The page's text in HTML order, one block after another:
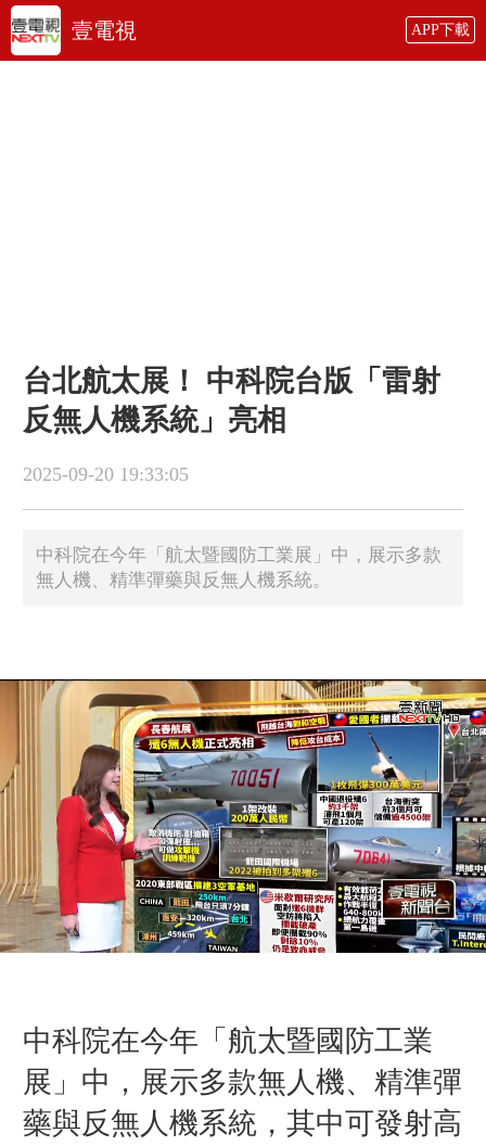
壹電視 APP下載
台北航太展！ 中科院台版「雷射
反無人機系統」亮相
2025-09-20 19:33:05
中科院在今年「航太暨國防工業展」中，展示多款
無人機、精準彈藥與反無人機系統。
中科院在今年「航太暨國防工業
展」中，展示多款無人機、精準彈
藥與反無人機系統，其中可發射高